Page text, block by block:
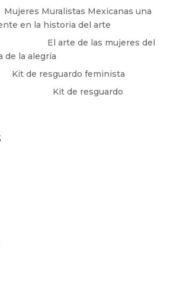
Mujeres Muralistas Mexicanas una
en la historia del arte
El arte de las mujeres del
de la alegría
Kit de resguardo feminista
Kit de resguardo